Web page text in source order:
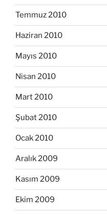
Temmuz 2010
Haziran 2010
Mayıs 2010
Nisan 2010
Mart 2010
Şubat 2010
Ocak 2010
Aralık 2009
Kasım 2009
Ekim 2009